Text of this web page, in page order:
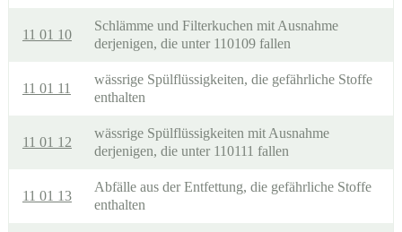
11 01 10
Schlämme und Filterkuchen mit Ausnahme
derjenigen, die unter 110109 fallen
11 01 11
wässrige Spülflüssigkeiten, die gefährliche Stoffe
enthalten
11 01 12
wässrige Spülflüssigkeiten mit Ausnahme
derjenigen, die unter 110111 fallen
11 01 13
Abfälle aus der Entfettung, die gefährliche Stoffe
enthalten